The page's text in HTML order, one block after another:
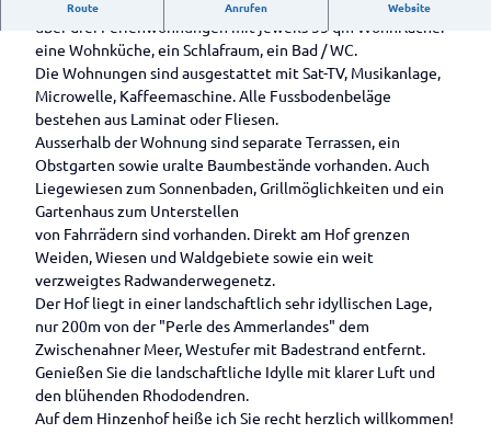
n in Apen
Historisch
e
Fahrradrou
te
Knotenpu
nktsystem
Ammerlan
droute
Deutsche
Fehnroute
Service
rund ums
Rad
Blick
Gewäs
Was
kann
ich
angeln
?
Gastka
rten
einen
Blick
Drakamp
see und
Loher
Forst
Kieskuhl
Roggen
moor
Aper Tief
Große
Süderbäk
e
Große
Norderbä
ke
Schinkenmuseum
Kirchen
Männeken-Theater
Hengstforde
Wissenswertes
Wissenswertes
im Überblick
Wasserreichtu
Süßwasserwatt
Industriegeschi
chte
Campingplatz
Wohnmobilstellplätze
in Apen
Im
Überblick
Privatgärten
Im Überblick
Landhof
Tausendschö
n
Garten der
Familie Ihler
Privatgarten
Hienen
Tage des
offenen
Gartens
Parks im
Ammerland
Parks im
Überblick
Park der
Gärten
Rhododend
ronpark
Gristede
Rhododend
ronpark
Hobbie
Kulinarik &
Spezialitäten
Kulinarik
im
Überblick
Gastronomie
Gastronomie
im Überblick
Restaurants
Bistro und
Café
Biergärten
und Kneipen
Spezialitäten
im
Ammerland
Wochenmarkt und
Lebensmittelmärkte
Gästeführungen
&
Veranstaltungen
Im Überblick
Gästeführungen
Alle Themen
Unterwegs in
der Natur
Unterwegs mit
dem Fahrrad
Unterwegs in
der Geschichte
Unsere
Gästeführer/innen
Ticketverkauf
über Reservix
Veranstaltungskalender
Service
Im
Überblick
Gastgeber
Prospektbestellung
Kartenbestellung
n
a
n
s
i
c
h
Route Anrufen Website
über drei Ferienwohnungen mit jeweils 55 qm Wohnfläche:
eine Wohnküche, ein Schlafraum, ein Bad / WC.
Die Wohnungen sind ausgestattet mit Sat-TV, Musikanlage,
Microwelle, Kaffeemaschine. Alle Fussbodenbeläge
bestehen aus Laminat oder Fliesen.
Ausserhalb der Wohnung sind separate Terrassen, ein
Obstgarten sowie uralte Baumbestände vorhanden. Auch
Liegewiesen zum Sonnenbaden, Grillmöglichkeiten und ein
Gartenhaus zum Unterstellen
von Fahrrädern sind vorhanden. Direkt am Hof grenzen
Weiden, Wiesen und Waldgebiete sowie ein weit
verzweigtes Radwanderwegenetz.
Der Hof liegt in einer landschaftlich sehr idyllischen Lage,
nur 200m von der "Perle des Ammerlandes" dem
Zwischenahner Meer, Westufer mit Badestrand entfernt.
Genießen Sie die landschaftliche Idylle mit klarer Luft und
den blühenden Rhododendren.
Auf dem Hinzenhof heiße ich Sie recht herzlich willkommen!